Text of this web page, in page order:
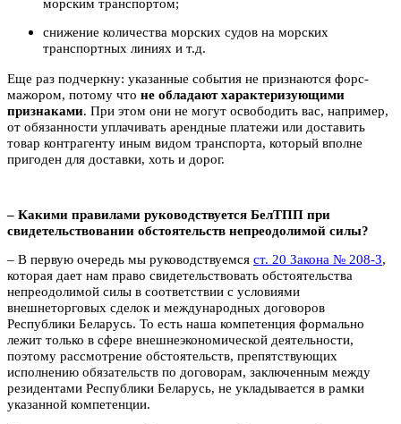
морским транспортом;
снижение количества морских судов на морских
транспортных линиях и т.д.
Еще раз подчеркну: указанные события не признаются форс-
мажором, потому что не обладают характеризующими
признаками. При этом они не могут освободить вас, например,
от обязанности уплачивать арендные платежи или доставить
товар контрагенту иным видом транспорта, который вполне
пригоден для доставки, хоть и дорог.
– Какими правилами руководствуется БелТПП при
свидетельствовании обстоятельств непреодолимой силы?
– В первую очередь мы руководствуемся ст. 20 Закона № 208-З,
которая дает нам право свидетельствовать обстоятельства
непреодолимой силы в соответствии с условиями
внешнеторговых сделок и между­народных договоров
Республики Беларусь. То есть наша компетенция формально
лежит только в сфере внешнеэкономической деятельности,
поэтому рассмотрение обстоятельств, препятствующих
исполнению обязательств по договорам, заключенным между
резидентами Республики Беларусь, не укладывается в рамки
указанной компетенции.